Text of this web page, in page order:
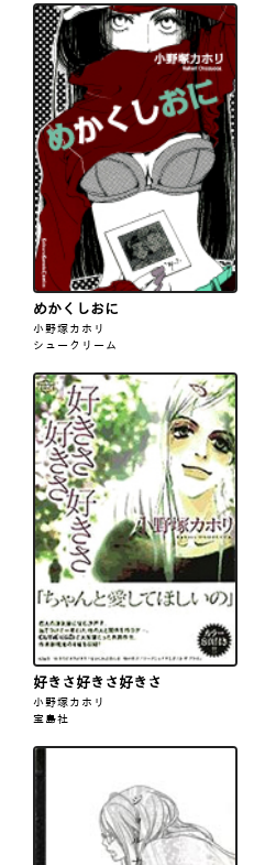
めかくしおに
小野塚カホリ
シュークリーム
好きさ好きさ好きさ
小野塚カホリ
宝島社